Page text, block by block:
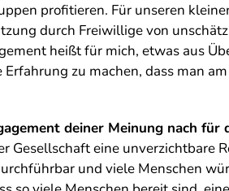
profitieren. Für unseren
durch Freiwillige von
heißt für mich, etwas aus
zu machen, dass man
deiner Meinung nach für
Gesellschaft eine unverzichtbare
und viele Menschen